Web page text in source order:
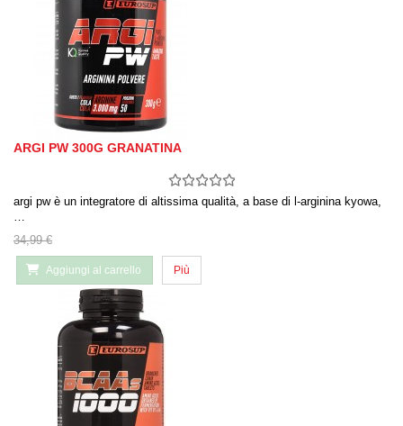
ARGI PW 300G GRANATINA
argi pw è un integratore di altissima qualità, a base di l-arginina kyowa,
…
34,99 €
Aggiungi al carrello Più